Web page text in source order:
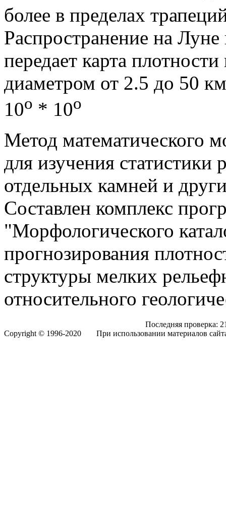
более в пределах
Распространение на
передает карта
диаметром от 2.5 до 50
10о * 10о
Метод математического
для изучения статистики
отдельных камней и
Составлен комплекс
"Морфологического
прогнозирования
структуры мелких
относительного
Copyright © 1996-2020
Последняя проверка:
При использовании материалов